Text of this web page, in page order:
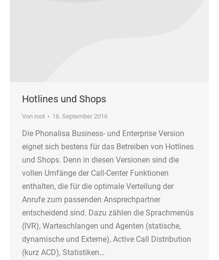
Hotlines und Shops
Von root 16. September 2016
Die Phonalisa Business- und Enterprise Version
eignet sich bestens für das Betreiben von Hotlines
und Shops. Denn in diesen Versionen sind die
vollen Umfänge der Call-Center Funktionen
enthalten, die für die optimale Verteilung der
Anrufe zum passenden Ansprechpartner
entscheidend sind. Dazu zählen die Sprachmenüs
(IVR), Warteschlangen und Agenten (statische,
dynamische und Externe), Active Call Distribution
(kurz ACD), Statistiken…